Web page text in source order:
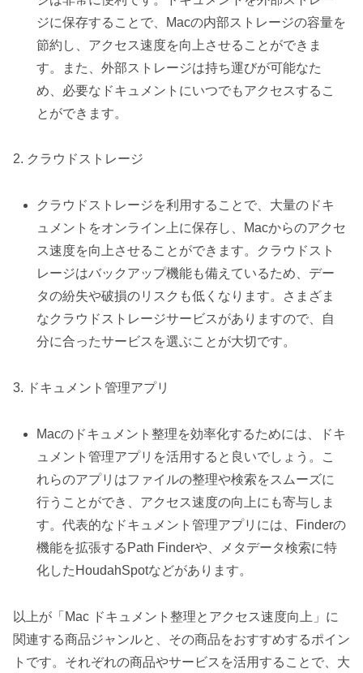
ジに保存することで、Macの内部ストレージの容量を
節約し、アクセス速度を向上させることができま
す。また、外部ストレージは持ち運びが可能なた
め、必要なドキュメントにいつでもアクセスするこ
とができます。
2. クラウドストレージ
クラウドストレージを利用することで、大量のドキ
ュメントをオンライン上に保存し、Macからのアクセ
ス速度を向上させることができます。クラウドスト
レージはバックアップ機能も備えているため、デー
タの紛失や破損のリスクも低くなります。さまざま
なクラウドストレージサービスがありますので、自
分に合ったサービスを選ぶことが大切です。
3. ドキュメント管理アプリ
Macのドキュメント整理を効率化するためには、ドキ
ュメント管理アプリを活用すると良いでしょう。こ
れらのアプリはファイルの整理や検索をスムーズに
行うことができ、アクセス速度の向上にも寄与しま
す。代表的なドキュメント管理アプリには、Finderの
機能を拡張するPath Finderや、メタデータ検索に特
化したHoudahSpotなどがあります。
以上が「Mac ドキュメント整理とアクセス速度向上」に
関連する商品ジャンルと、その商品をおすすめするポイン
トです。それぞれの商品やサービスを活用することで、大